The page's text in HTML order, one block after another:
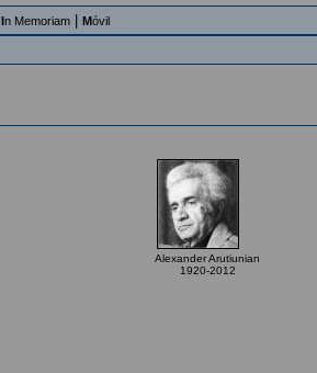
In Memoriam Móvil
Alexander Arutiunian
1920-2012